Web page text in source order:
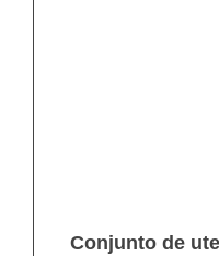
Conjunto de